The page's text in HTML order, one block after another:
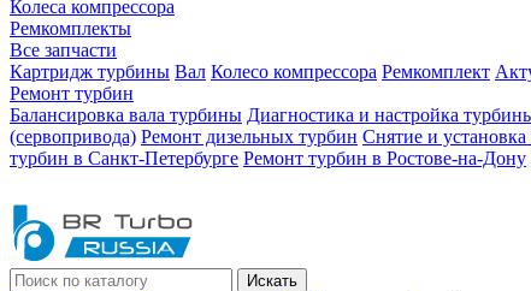
Колеса компрессора
Ремкомплекты
Все запчасти
Картридж турбины Вал Колесо компрессора Ремкомплект
Ремонт турбин
Балансировка вала турбины Диагностика и настройка
(сервопривода) Ремонт дизельных турбин Снятие и установка
турбин в Санкт-Петербурге Ремонт турбин в Ростове-на-Дону
Искать